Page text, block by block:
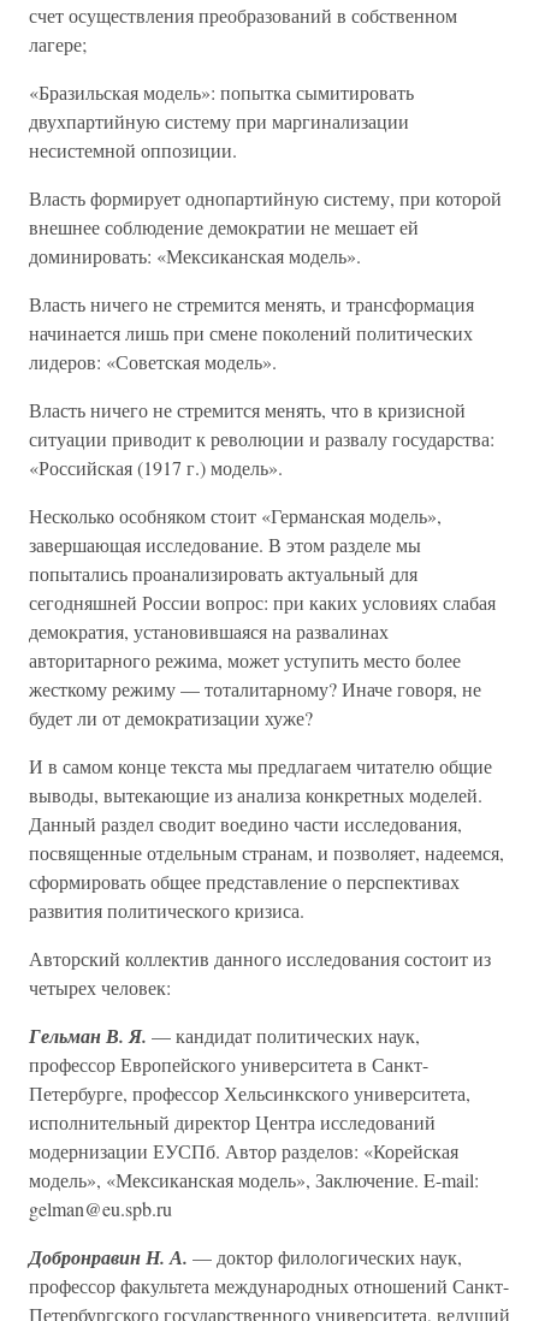
счет осуществления преобразований в собственном
лагере;
«Бразильская модель»: попытка сымитировать
двухпартийную систему при маргинализации
несистемной оппозиции.
Власть формирует однопартийную систему, при которой
внешнее соблюдение демократии не мешает ей
доминировать: «Мексиканская модель».
Власть ничего не стремится менять, и трансформация
начинается лишь при смене поколений политических
лидеров: «Советская модель».
Власть ничего не стремится менять, что в кризисной
ситуации приводит к революции и развалу государства:
«Российская (1917 г.) модель».
Несколько особняком стоит «Германская модель»,
завершающая исследование. В этом разделе мы
попытались проанализировать актуальный для
сегодняшней России вопрос: при каких условиях слабая
демократия, установившаяся на развалинах
авторитарного режима, может уступить место более
жесткому режиму — тоталитарному? Иначе говоря, не
будет ли от демократизации хуже?
И в самом конце текста мы предлагаем читателю общие
выводы, вытекающие из анализа конкретных моделей.
Данный раздел сводит воедино части исследования,
посвященные отдельным странам, и позволяет, надеемся,
сформировать общее представление о перспективах
развития политического кризиса.
Авторский коллектив данного исследования состоит из
четырех человек:
Гельман В. Я. — кандидат политических наук,
профессор Европейского университета в Санкт-
Петербурге, профессор Хельсинкского университета,
исполнительный директор Центра исследований
модернизации ЕУСПб. Автор разделов: «Корейская
модель», «Мексиканская модель», Заключение. E-mail:
gelman@eu.spb.ru
Добронравин Н. А. — доктор филологических наук,
профессор факультета международных отношений Санкт-
Петербургского государственного университета, ведущий